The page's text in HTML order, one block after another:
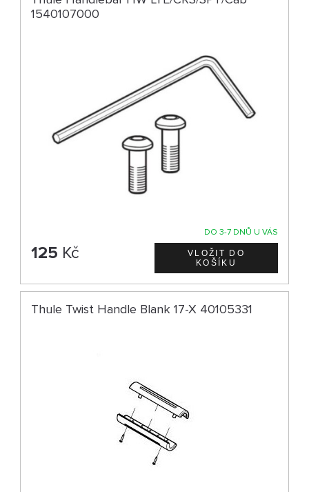
1540107000
DO 3-7 DNŮ U VÁS
125 Kč
Thule Twist Handle Blank 17-X 40105331